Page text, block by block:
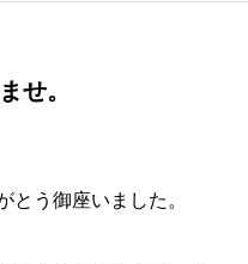
せ。
とう御座いました。